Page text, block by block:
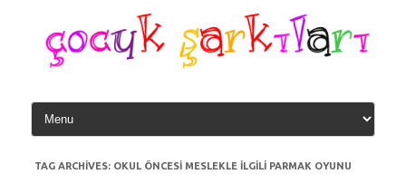
content
TAG ARCHIVES: OKUL ÖNCESI MESLEKLE ILGILI PARMAK OYUNU